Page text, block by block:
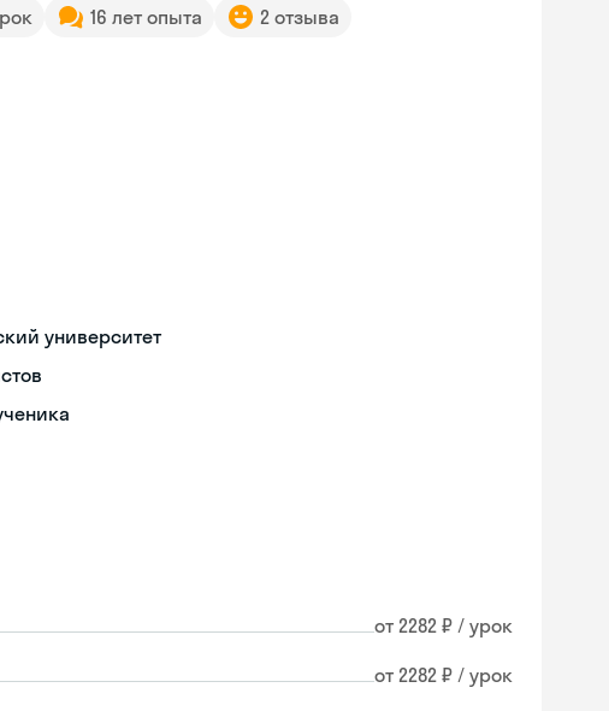
16 лет опыта 2 отзыва
университет
от 2282 ₽ / урок
от 2282 ₽ / урок